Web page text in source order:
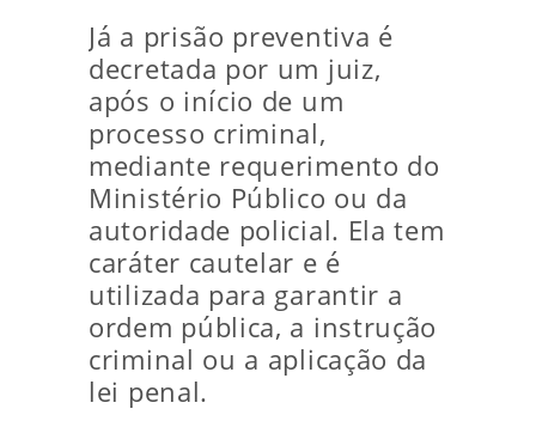
Já a prisão preventiva é
decretada por um juiz,
após o início de um
processo criminal,
mediante requerimento do
Ministério Público ou da
autoridade policial. Ela tem
caráter cautelar e é
utilizada para garantir a
ordem pública, a instrução
criminal ou a aplicação da
lei penal.